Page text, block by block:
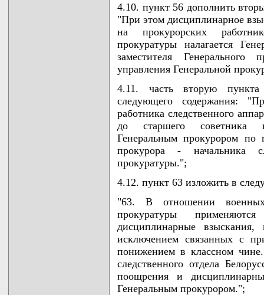
4.10. пункт 56 дополнить
"При этом дисциплинарное
на прокурорских
прокуратуры налагается
заместителя Генерального
управления Генеральной
4.11. часть вторую
следующего содержания:
работника следственного
до старшего советника
Генеральным прокурором по
прокурора - начальника
прокуратуры.";
4.12. пункт 63 изложить в
"63. В отношении военных
прокуратуры
дисциплинарные взыскания,
исключением связанных с
понижением в классном
следственного отдела
поощрения и
Генеральным прокурором.";